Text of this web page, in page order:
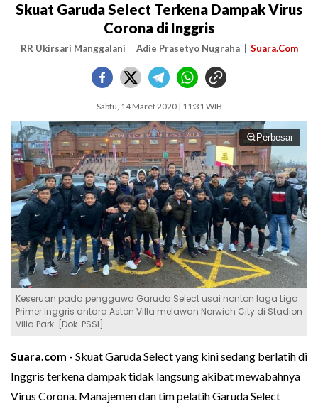
Skuat Garuda Select Terkena Dampak Virus
Corona di Inggris
RR Ukirsari Manggalani Adie Prasetyo Nugraha Suara.Com
Sabtu, 14 Maret 2020 | 11:31 WIB
Perbesar
Keseruan pada penggawa Garuda Select usai nonton laga Liga
Primer Inggris antara Aston Villa melawan Norwich City di Stadion
Villa Park. [Dok. PSSI].
Suara.com - Skuat Garuda Select yang kini sedang berlatih di
Inggris terkena dampak tidak langsung akibat mewabahnya
Virus Corona. Manajemen dan tim pelatih Garuda Select